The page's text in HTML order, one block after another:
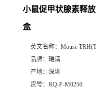
小鼠促甲状腺素释
盒
英文名称： Mouse
品牌： 瑞清
产地： 深圳
货号： RQ-P-M0256